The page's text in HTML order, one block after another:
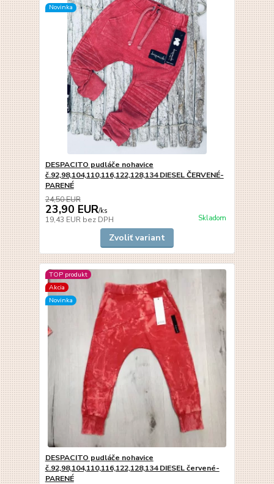
Novinka
DESPACITO pudláče nohavice
č.92,98,104,110,116,122,128,134 DIESEL ČERVENÉ-
PARENÉ
24,50 EUR
23,90 EUR/ks
19,43 EUR bez DPH Skladom
Zvoliť variant
TOP produkt
Akcia
Novinka
DESPACITO pudláče nohavice
č.92,98,104,110,116,122,128,134 DIESEL červené-
PARENÉ